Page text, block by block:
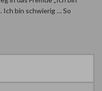
Ich bin schwierig … So